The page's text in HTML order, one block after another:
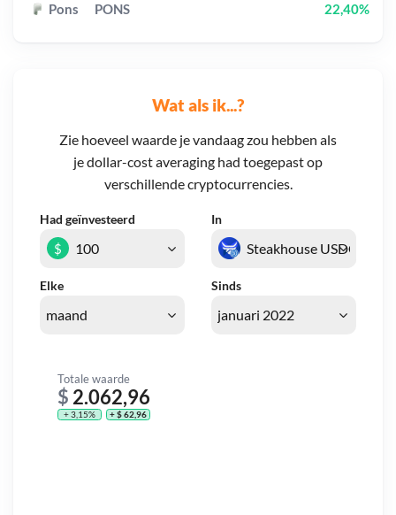
Wat als ik...?
Zie hoeveel waarde je vandaag zou hebben als
je dollar-cost averaging had toegepast op
verschillende cryptocurrencies.
Had geïnvesteerd In
Elke Sinds
$
Totale waarde
$ 2.062,96
+ 3,15% + $ 62,96
Pons PONS 22,40%